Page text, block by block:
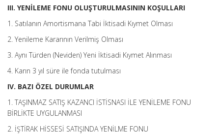
III. YENİLEME FONU OLUŞTURULMASININ KOŞULLARI
1. Satılanın Amortismana Tabi İktisadi Kıymet Olması
2. Yenileme Kararının Verilmiş Olması
3. Aynı Türden (Neviden) Yeni İktisadi Kıymet Alınması
4. Karın 3 yıl süre ile fonda tutulması
IV. BAZI ÖZEL DURUMLAR
1. TAŞINMAZ SATIŞ KAZANCI İSTİSNASI İLE YENİLEME FONU
BİRLİKTE UYGULANMASI
2. İŞTİRAK HİSSESİ SATIŞINDA YENİLME FONU